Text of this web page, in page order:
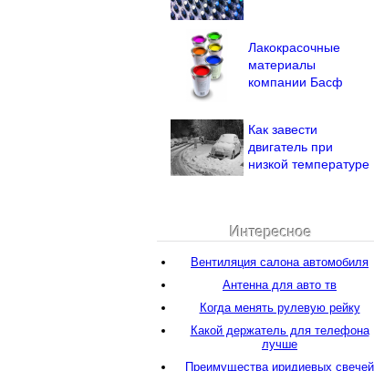
Лакокрасочные
материалы
компании Басф
Как завести
двигатель при
низкой температуре
Интересное
Вентиляция салона автомобиля
Антенна для авто тв
Когда менять рулевую рейку
Какой держатель для телефона
лучше
Преимущества иридиевых свечей